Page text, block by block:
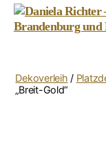
-
Ihre
Dekoverleih /
„Breit-Gold“